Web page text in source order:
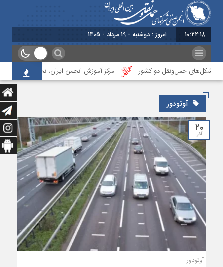
10:22:19 امروز : دوشنبه - 19 مرداد - 1405
تشکل‌‌های حمل‌ونقل دو کشور مرکز آموزش انجمن ایران، نخستین آزمون
آوتودور
۲۰
آذر
آوتودور